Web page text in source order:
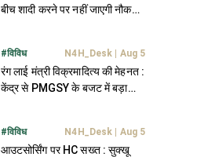
बीच शादी करने पर नहीं जाएगी नौकरी,
#विविध N4H_Desk Aug 5
रंग लाई मंत्री विक्रमादित्य की मेहनत :
केंद्र से PMGSY के बजट में बड़ा
#विविध N4H_Desk Aug 5
आउटसोर्सिंग पर HC सख्त : सुक्खू